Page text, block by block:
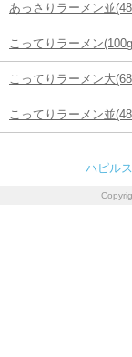
あっさりラーメン並
こってりラーメン
こってりラーメン大
こってりラーメン並
ハピル